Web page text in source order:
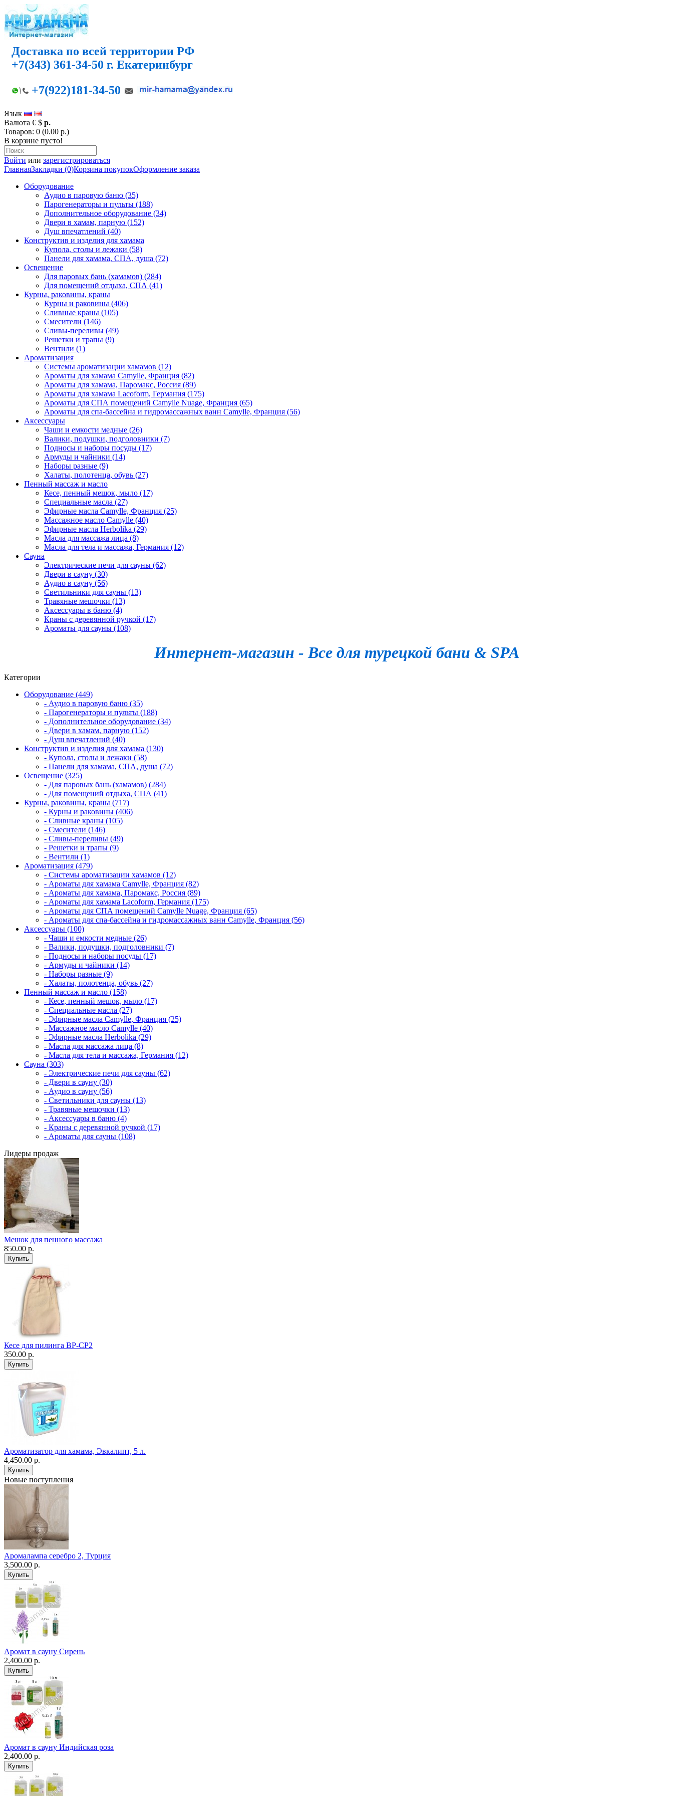
Доставка по всей территории РФ
+7(343) 361-34-50 г. Екатеринбург
+7(922)181-34-50
Язык
Валюта € $ р.
Товаров: 0 (0.00 р.)
В корзине пусто!
Войти или зарегистрироваться
ГлавнаяЗакладки (0)Корзина покупокОформление заказа
Оборудование
Аудио в паровую баню (35)
Парогенераторы и пульты (188)
Дополнительное оборудование (34)
Двери в хамам, парную (152)
Душ впечатлений (40)
Конструктив и изделия для хамама
Купола, столы и лежаки (58)
Панели для хамама, СПА, душа (72)
Освещение
Для паровых бань (хамамов) (284)
Для помещений отдыха, СПА (41)
Курны, раковины, краны
Курны и раковины (406)
Сливные краны (105)
Смесители (146)
Сливы-переливы (49)
Решетки и трапы (9)
Вентили (1)
Ароматизация
Системы ароматизации хамамов (12)
Ароматы для хамама Camylle, Франция (82)
Ароматы для хамама, Паромакс, Россия (89)
Ароматы для хамама Lacoform, Германия (175)
Ароматы для СПА помещений Camylle Nuage, Франция (65)
Ароматы для спа-бассейна и гидромассажных ванн Camylle, Франция (56)
Аксессуары
Чаши и емкости медные (26)
Валики, подушки, подголовники (7)
Подносы и наборы посуды (17)
Армуды и чайники (14)
Наборы разные (9)
Халаты, полотенца, обувь (27)
Пенный массаж и масло
Кесе, пенный мешок, мыло (17)
Специальные масла (27)
Эфирные масла Camylle, Франция (25)
Массажное масло Camylle (40)
Эфирные масла Herbolika (29)
Масла для массажа лица (8)
Масла для тела и массажа, Германия (12)
Сауна
Электрические печи для сауны (62)
Двери в сауну (30)
Аудио в сауну (56)
Светильники для сауны (13)
Травяные мешочки (13)
Аксессуары в баню (4)
Краны с деревянной ручкой (17)
Ароматы для сауны (108)
Интернет-магазин - Все для турецкой бани & SPA
Категории
Оборудование (449)
- Аудио в паровую баню (35)
- Парогенераторы и пульты (188)
- Дополнительное оборудование (34)
- Двери в хамам, парную (152)
- Душ впечатлений (40)
Конструктив и изделия для хамама (130)
- Купола, столы и лежаки (58)
- Панели для хамама, СПА, душа (72)
Освещение (325)
- Для паровых бань (хамамов) (284)
- Для помещений отдыха, СПА (41)
Курны, раковины, краны (717)
- Курны и раковины (406)
- Сливные краны (105)
- Смесители (146)
- Сливы-переливы (49)
- Решетки и трапы (9)
- Вентили (1)
Ароматизация (479)
- Системы ароматизации хамамов (12)
- Ароматы для хамама Camylle, Франция (82)
- Ароматы для хамама, Паромакс, Россия (89)
- Ароматы для хамама Lacoform, Германия (175)
- Ароматы для СПА помещений Camylle Nuage, Франция (65)
- Ароматы для спа-бассейна и гидромассажных ванн Camylle, Франция (56)
Аксессуары (100)
- Чаши и емкости медные (26)
- Валики, подушки, подголовники (7)
- Подносы и наборы посуды (17)
- Армуды и чайники (14)
- Наборы разные (9)
- Халаты, полотенца, обувь (27)
Пенный массаж и масло (158)
- Кесе, пенный мешок, мыло (17)
- Специальные масла (27)
- Эфирные масла Camylle, Франция (25)
- Массажное масло Camylle (40)
- Эфирные масла Herbolika (29)
- Масла для массажа лица (8)
- Масла для тела и массажа, Германия (12)
Сауна (303)
- Электрические печи для сауны (62)
- Двери в сауну (30)
- Аудио в сауну (56)
- Светильники для сауны (13)
- Травяные мешочки (13)
- Аксессуары в баню (4)
- Краны с деревянной ручкой (17)
- Ароматы для сауны (108)
Лидеры продаж
Мешок для пенного массажа
850.00 р.
Кесе для пилинга ВР-CP2
350.00 р.
Ароматизатор для хамама, Эвкалипт, 5 л.
4,450.00 р.
Новые поступления
Аромалампа серебро 2, Турция
3,500.00 р.
Аромат в сауну Сирень
2,400.00 р.
Аромат в сауну Индийская роза
2,400.00 р.